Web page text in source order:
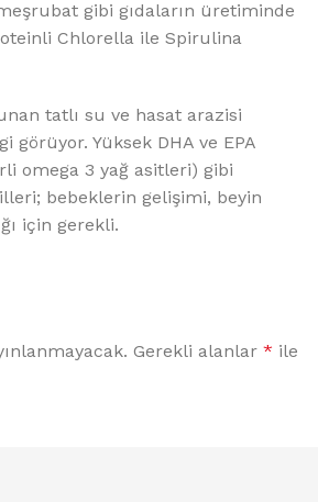
gibi gıdaların üretiminde
Chlorella ile Spirulina
tatlı su ve hasat arazisi
görüyor. Yüksek DHA ve EPA
omega 3 yağ asitleri) gibi
bebeklerin gelişimi, beyin
için gerekli.
Gerekli alanlar * ile